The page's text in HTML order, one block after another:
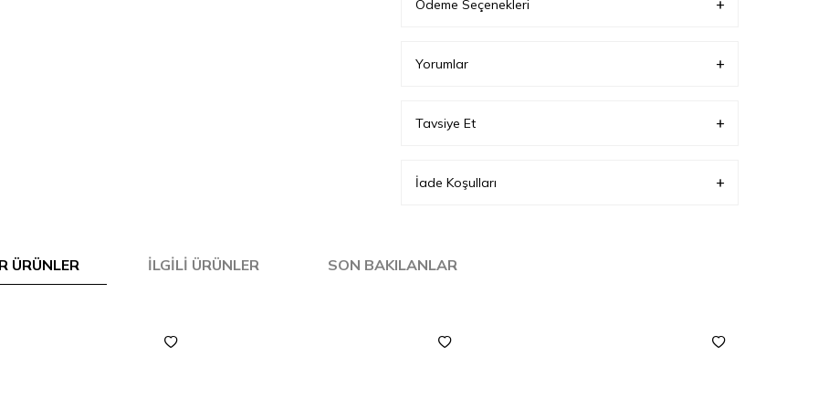
Ödeme Seçenekleri
Yorumlar
Tavsiye Et
İade Koşulları
ÜRÜNLER İLGILI ÜRÜNLER SON BAKILANLAR